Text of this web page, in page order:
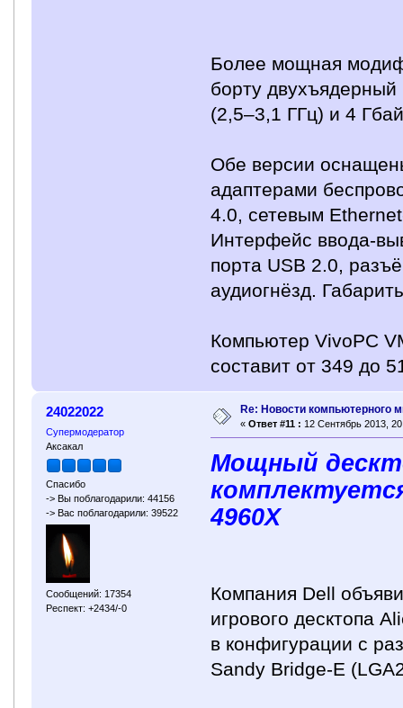
Более мощная
борту
(2,5–3,1 ГГц) и 4
Обе версии
адаптерами
4.0, сетевым
Интерфейс ввода-
порта USB 2.0,
аудиогнёзд.
Компьютер VivoPC
составит от 349 до
24022022
Супермодератор
Аксакал
Спасибо
-> Вы поблагодарили: 44156
-> Вас поблагодарили: 39522
Сообщений: 17354
Респект: +2434/-0
Re: Новости компьютерного
« Ответ #11 : 12 Сентябрь 2013,
Мощный
4960X
Компания Dell
игрового десктопа
в конфигурации с
Sandy Bridge-E